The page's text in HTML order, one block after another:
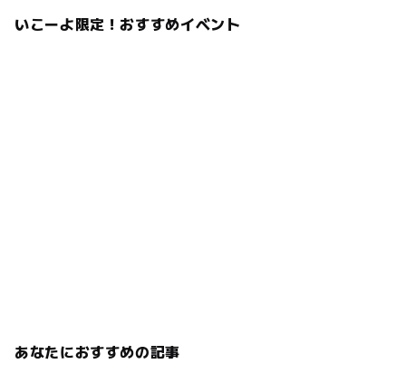
いこーよ限定！おすすめイベント
あなたにおすすめの記事